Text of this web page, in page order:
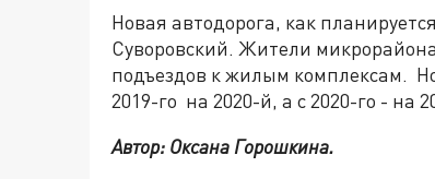
Новая автодорога, как
Суворовский. Жители
подъездов к жилым комплексам.
2019-го на 2020-й, а с 2020-го - на
Автор: Оксана Горошкина.